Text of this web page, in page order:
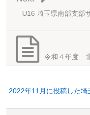
U16 埼玉県南部支部
令和４年度
2022年11月に投稿した